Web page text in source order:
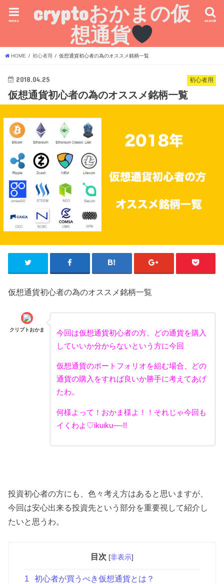
cryptoおかまの仮
想通貨
search
menu
HOME 初心者用 仮想通貨初心者の為のオススメ銘柄一覧
初心者用
2018.04.25
仮想通貨初心者の為のオススメ銘柄一覧
仮想通貨初心者の為のオススメ銘柄一覧
クリプトおかま
今回は仮想通貨初心者の方、どの通貨を購入
していいか分からないという方に今回
仮想通貨のポートフォリオを組む場合、どの
通貨の購入をすれば良いか勝手に考えてあげ
たわ。
何様よって！おかま様よ！！それじゃ今回も
イくわよ♡ikuiku—-!!
投資初心者の方にも、色々考え方はあると思いますが、
今回は安心出来る投資先という部分を重要視して紹介し
たいと思うわ。
目次 [非表示]
1 初心者が買うべき仮想通貨とは？